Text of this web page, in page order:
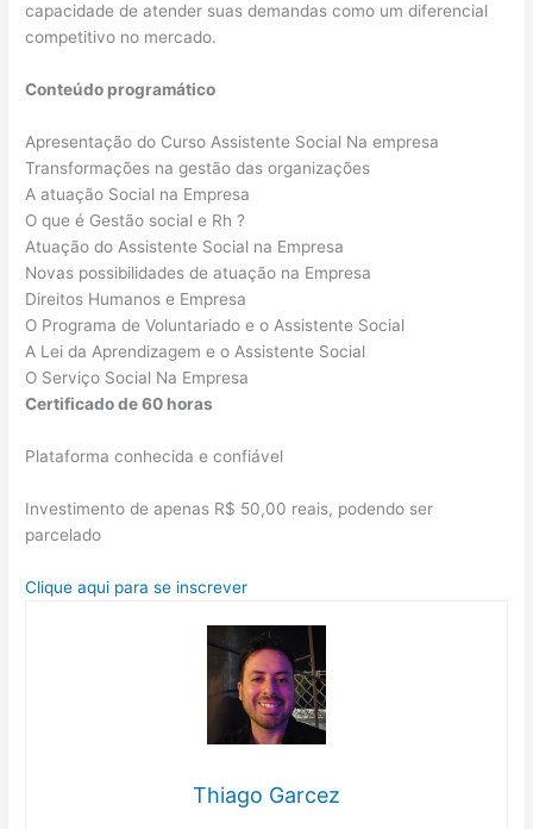
capacidade de atender suas demandas como um diferencial
competitivo no mercado.
Conteúdo programático
Apresentação do Curso Assistente Social Na empresa
Transformações na gestão das organizações
A atuação Social na Empresa
O que é Gestão social e Rh ?
Atuação do Assistente Social na Empresa
Novas possibilidades de atuação na Empresa
Direitos Humanos e Empresa
O Programa de Voluntariado e o Assistente Social
A Lei da Aprendizagem e o Assistente Social
O Serviço Social Na Empresa
Certificado de 60 horas
Plataforma conhecida e confiável
Investimento de apenas R$ 50,00 reais, podendo ser
parcelado
Clique aqui para se inscrever
Thiago Garcez